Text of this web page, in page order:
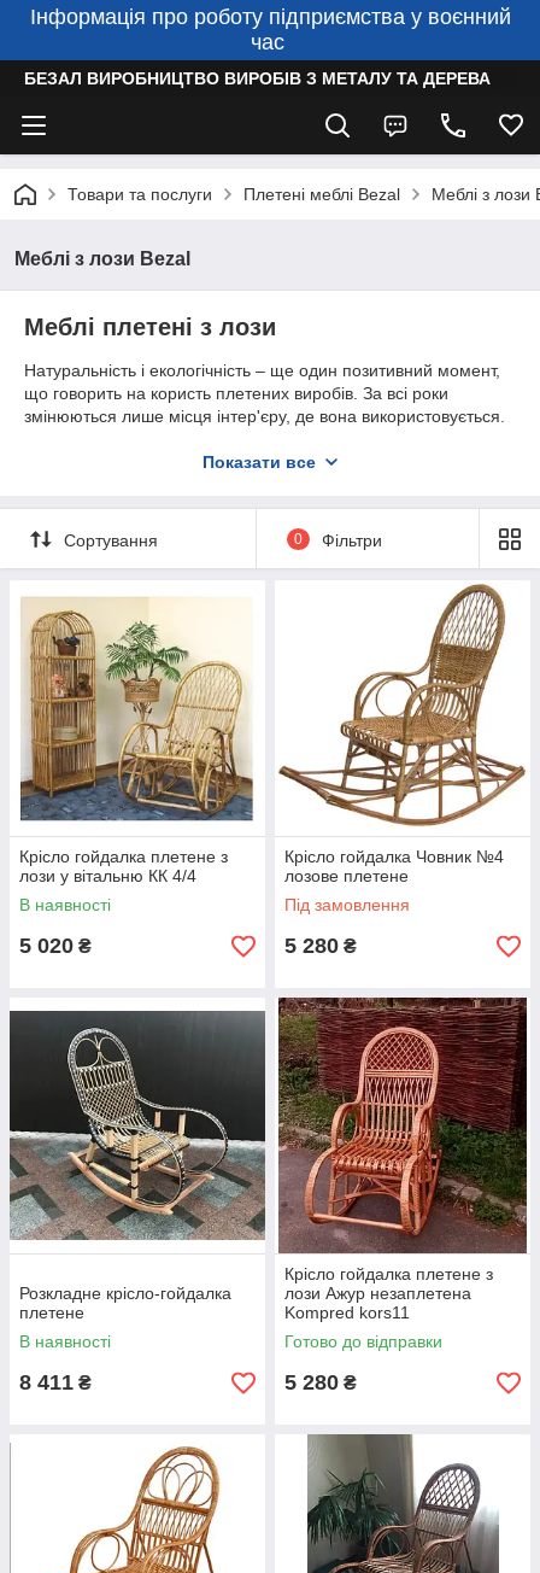
Інформація про роботу підприємства у воєнний
час
БЕЗАЛ ВИРОБНИЦТВО ВИРОБІВ З МЕТАЛУ ТА ДЕРЕВА
Товари та послуги Плетені меблі Bezal Меблі з лози
Меблі з лози Bezal
Меблі плетені з лози
Натуральність і екологічність – ще один позитивний момент,
що говорить на користь плетених виробів. За всі роки
змінюються лише місця інтер'єру, де вона використовується.
інтер'єру спальні в стилі прованс. До того ж, екологічність
плетених меблів в інтер'єрі спальні.
У котеджах і дачах створити інтер'єр, що радикально
відрізняється від міського стилю, але при цьому не
поступається по комфортності і затишку, легко можна з
плетеними меблями. Вербова лоза – матеріали, з яких
найчастіше виготовляють плетені меблі, яка радує своїх
власників довгі роки.
Показати все
Сортування 0 Фільтри
Крісло гойдалка плетене з
лози у вітальню КК 4/4
В наявності
5 020 ₴
Крісло гойдалка Човник №4
лозове плетене
Під замовлення
5 280 ₴
Розкладне крісло-гойдалка
плетене
В наявності
8 411 ₴
Крісло гойдалка плетене з
лози Ажур незаплетена
Kompred kors11
Готово до відправки
5 280 ₴